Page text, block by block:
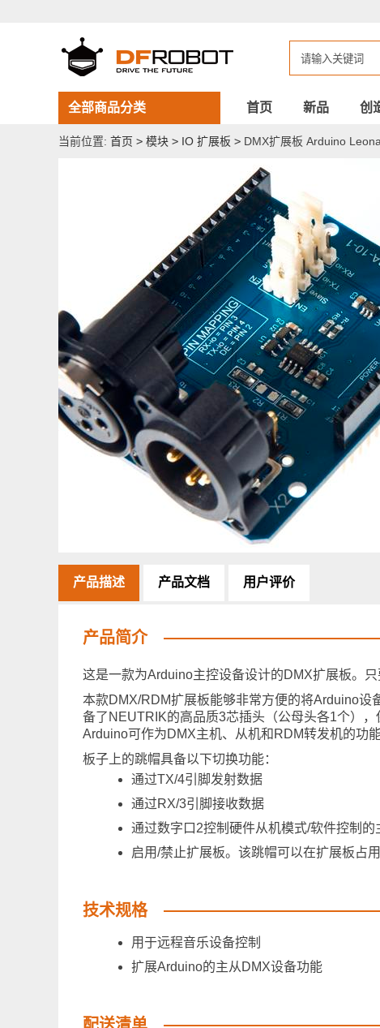
Arduino
Leonardo
全部商品分类 首页 新品 创
当前位置: 首页 > 模块 > IO 扩展板 > DMX扩展板 Arduino
产品描述 产品文档 用户评价
产品简介
这是一款为Arduino主控设备设计的DMX扩展板。
本款DMX/RDM扩展板能够非常方便的将Arduino
备了NEUTRIK的高品质3芯插头（公母头各1个）
Arduino可作为DMX主机、从机和RDM转发机的功
板子上的跳帽具备以下切换功能：
通过TX/4引脚发射数据
通过RX/3引脚接收数据
通过数字口2控制硬件从机模式/软件控制的
启用/禁止扩展板。该跳帽可以在扩展板占
技术规格
用于远程音乐设备控制
扩展Arduino的主从DMX设备功能